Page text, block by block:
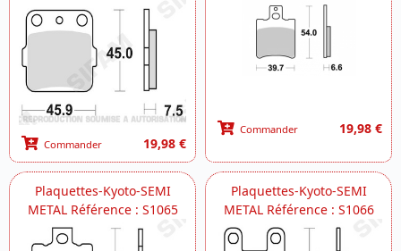
Commander 19,98 €
Commander 19,98 €
Plaquettes-Kyoto-SEMI
METAL Référence : S1065
Plaquettes-Kyoto-SEMI
METAL Référence : S1066